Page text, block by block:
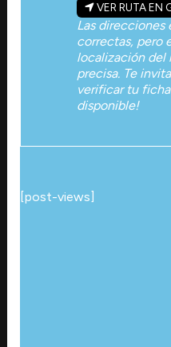
VER RUTA EN
Las direcciones
correctas, pero
localización del
precisa. Te
verificar tu
disponible!
[post-views]